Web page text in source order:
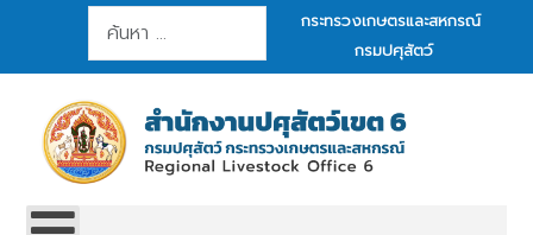
การค้นหา
กระทรวงเกษตรและสหกรณ์
กรมปศุสัตว์